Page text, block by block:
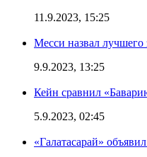
11.9.2023, 15:25
Месси назвал
9.9.2023, 13:25
Кейн сравнил
5.9.2023, 02:45
«Галатасарай»